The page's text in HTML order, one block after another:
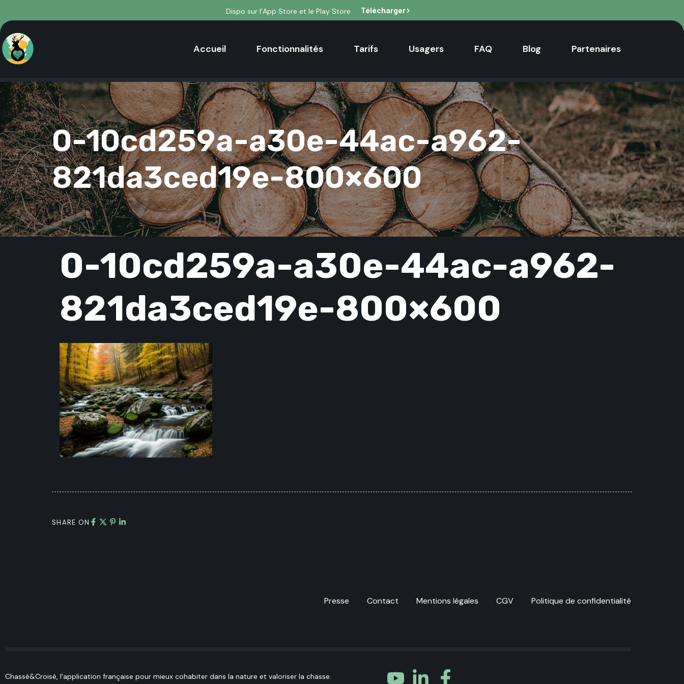
Dispo sur l’App Store et le Play Store Télécharger
Accueil Fonctionnalités Tarifs Usagers FAQ Blog Partenaires
0-10cd259a-a30e-44ac-a962-
821da3ced19e-800×600
IN:
0-10cd259a-a30e-44ac-a962-
821da3ced19e-800×600
SHARE ON
Presse Contact Mentions légales CGV Politique de confidentialité
Chassé&Croisé, l'application française pour mieux cohabiter dans la nature et valoriser la chasse.